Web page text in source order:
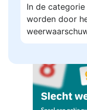
In de
worden door